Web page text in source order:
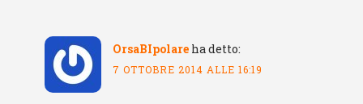
OrsaBIpolare ha detto:
7 OTTOBRE 2014 ALLE 16:19